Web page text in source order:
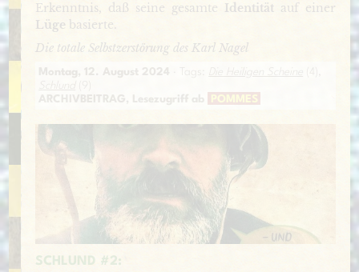
Erkenntnis, daß seine gesamte Identität auf einer
Lüge basierte.
Die totale Selbstzerstörung des Karl Nagel
Montag, 12. August 2024
ARCHIVBEITRAG, Lesezugriff ab
POMMES
SCHLUND #2: